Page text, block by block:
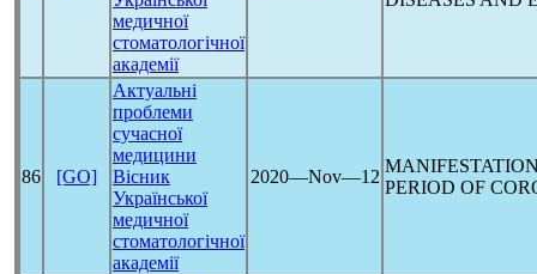
медичної
стоматологічної
академії
86 [GO]
Актуальні
проблеми
сучасної
медицини
Вісник
Української
медичної
стоматологічної
академії
2020―Nov―12
PERIOD OF